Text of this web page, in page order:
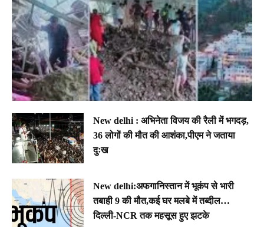
New delhi : अभिनेता विजय की रैली में भगदड़,
36 लोगों की मौत की आशंका,पीएम ने जताया
दुःख
New delhi:अफगानिस्तान में भूकंप से भारी
तबाही 9 की मौत,कई घर मलबे में तब्दील…
दिल्ली-NCR तक महसूस हुए झटके